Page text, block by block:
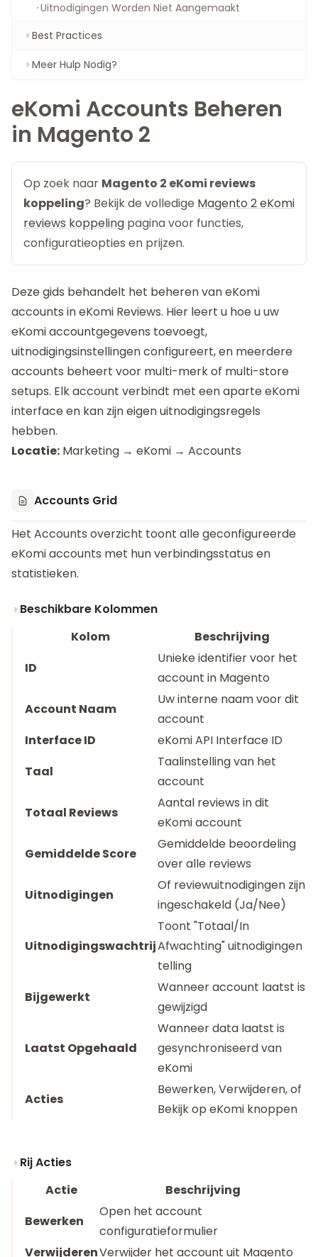
Uitnodigingen Worden Niet Aangemaakt
Best Practices
Meer Hulp Nodig?
eKomi Accounts Beheren
in Magento 2
Op zoek naar Magento 2 eKomi reviews
koppeling? Bekijk de volledige Magento 2 eKomi
reviews koppeling pagina voor functies,
configuratieopties en prijzen.
Deze gids behandelt het beheren van eKomi
accounts ineKomi Reviews. Hier leert u hoe u uw
eKomi accountgegevens toevoegt,
uitnodigingsinstellingen configureert, en meerdere
accounts beheert voor multi-merk of multi-store
setups. Elk account verbindt met een aparte eKomi
interface en kan zijn eigen uitnodigingsregels
hebben.
Locatie: Marketing → eKomi → Accounts
Accounts Grid
Het Accounts overzicht toont alle geconfigureerde
eKomi accounts met hun verbindingsstatus en
statistieken.
Beschikbare Kolommen
Kolom
Beschrijving
ID
Unieke identifier voor het
account in Magento
Account Naam
Uw interne naam voor dit
account
Interface ID
eKomi API Interface ID
Taal
Taalinstelling van het
account
Totaal Reviews
Aantal reviews in dit
eKomi account
Gemiddelde Score
Gemiddelde beoordeling
over alle reviews
Uitnodigingen
Of reviewuitnodigingen zijn
ingeschakeld (Ja/Nee)
Uitnodigingswachtrij
Toont "Totaal/In
Afwachting" uitnodigingen
telling
Bijgewerkt
Wanneer account laatst is
gewijzigd
Laatst Opgehaald
Wanneer data laatst is
gesynchroniseerd van
eKomi
Acties
Bewerken, Verwijderen, of
Bekijk op eKomi knoppen
Rij Acties
Actie
Beschrijving
Bewerken
Open het account
configuratieformulier
VerwijderenVerwijder het account uit Magento